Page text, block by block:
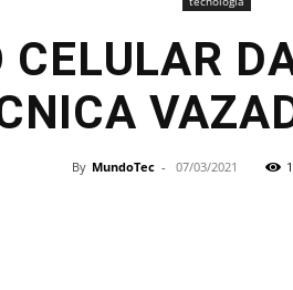
CELULAR
By MundoTec - 07/03/2021